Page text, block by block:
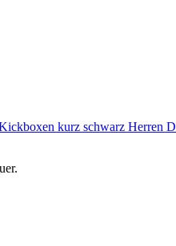
kurz schwarz Herren